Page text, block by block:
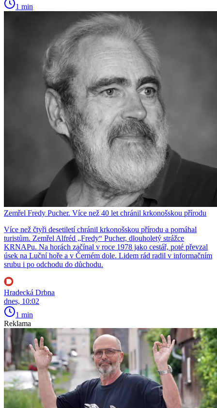
1 min
Zemřel Fredy Pucher. Více než 40 let chránil krkonošskou přírodu
Více než čtyři desetiletí chránil krkonošskou přírodu a pomáhal
turistům. Zemřel Alfréd „Fredy“ Pucher, dlouholetý strážce
KRNAPu. Na horách začínal v roce 1978 jako cestář, poté převzal
úsek na Luční hoře a v Černém dole. Lidem rád radil v informačním
srubu i po odchodu do důchodu.
Hradecká Drbna
dnes, 10:02
1 min
Reklama